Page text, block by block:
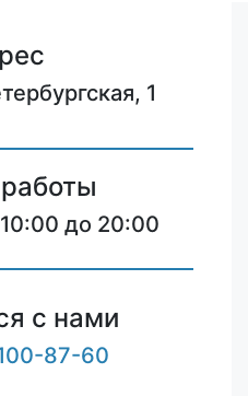
1
до 20:00
с нами
87-60